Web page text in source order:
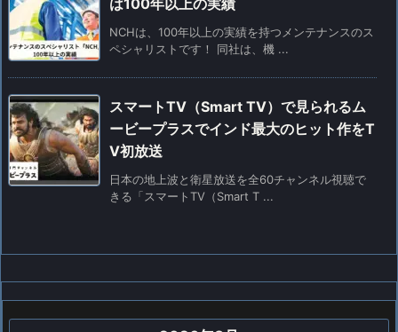
は100年以上の実績
NCHは、100年以上の実績を持つメンテナンスのス
ペシャリストです！ 同社は、機 ...
スマートTV（Smart TV）で見られるム
ービープラスでインド最大のヒット作をT
V初放送
日本の地上波と衛星放送を全60チャンネル視聴で
きる「スマートTV（Smart T ...